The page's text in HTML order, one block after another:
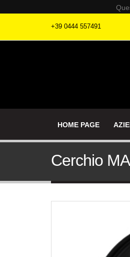
+39 0444 557491
HOME PAGE
Cerchio